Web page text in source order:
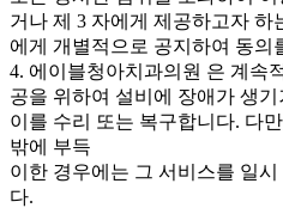
거나 제 3 자에게 제공하고자 하
에게 개별적으로 공지하여 동의
4. 에이블청아치과의원 은 계속
공을 위하여 설비에 장애가 생
이를 수리 또는 복구합니다. 다
밖에 부득
이한 경우에는 그 서비스를 일
다.